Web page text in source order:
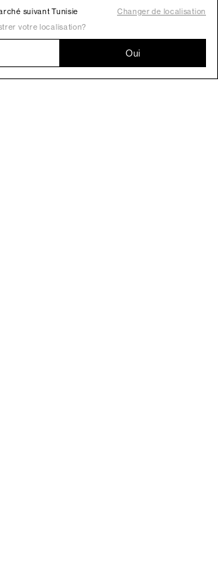
suivant Tunisie
Changer de localisation
votre localisation?
Oui